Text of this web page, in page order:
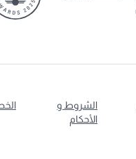
الشروط و
الأحكام